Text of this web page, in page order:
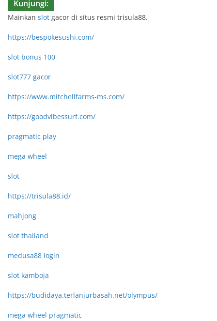
Kunjungi:
Mainkan slot gacor di situs resmi trisula88.
https://bespokesushi.com/
slot bonus 100
slot777 gacor
https://www.mitchellfarms-ms.com/
https://goodvibessurf.com/
pragmatic play
mega wheel
slot
https://trisula88.id/
mahjong
slot thailand
medusa88 login
slot kamboja
https://budidaya.terlanjurbasah.net/olympus/
mega wheel pragmatic